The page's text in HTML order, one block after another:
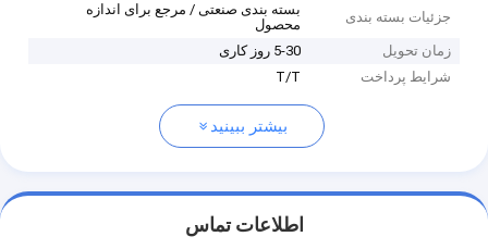
جزئیات بسته بندی
بسته بندی صنعتی / مرجع برای اندازه
محصول
زمان تحویل
5-30 روز کاری
شرایط پرداخت
T/T
بیشتر ببینید
اطلاعات تماس